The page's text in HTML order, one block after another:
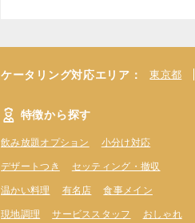
ケータリング対応エリア： 東京都
特徴から探す
飲み放題オプション 小分け対応
デザートつき セッティング・撤収
温かい料理 有名店 食事メイン
現地調理 サービススタッフ おしゃれ